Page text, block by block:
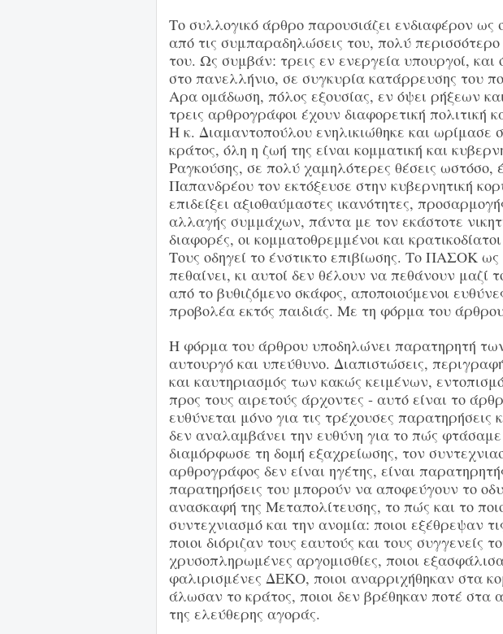
Το συλλογικό άρθρο παρουσιάζει ενδιαφέρον
από τις συμπαραδηλώσεις του, πολύ
του. Ως συμβάν: τρεις εν ενεργεία υπουργοί, και
στο πανελλήνιο, σε συγκυρία κατάρρευσης του
Αρα ομάδωση, πόλος εξουσίας, εν όψει ρήξεων
τρεις αρθρογράφοι έχουν διαφορετική πολιτική
Η κ. Διαμαντοπούλου ενηλικιώθηκε και ωρίμασε
κράτος, όλη η ζωή της είναι κομματική και
Ραγκούσης, σε πολύ χαμηλότερες θέσεις ωστόσο,
Παπανδρέου τον εκτόξευσε στην κυβερνητική
επιδείξει αξιοθαύμαστες ικανότητες,
αλλαγής συμμάχων, πάντα με τον εκάστοτε
διαφορές, οι κομματοθρεμμένοι και
Τους οδηγεί το ένστικτο επιβίωσης. Το ΠΑΣΟΚ
πεθαίνει, κι αυτοί δεν θέλουν να πεθάνουν μαζί
από το βυθιζόμενο σκάφος, αποποιούμενοι
προβολέα εκτός παιδιάς. Με τη φόρμα του
Η φόρμα του άρθρου υποδηλώνει παρατηρητή
αυτουργό και υπεύθυνο. Διαπιστώσεις,
και καυτηριασμός των κακώς κειμένων,
προς τους αιρετούς άρχοντες - αυτό είναι το
ευθύνεται μόνο για τις τρέχουσες παρατηρήσεις
δεν αναλαμβάνει την ευθύνη για το πώς
διαμόρφωσε τη δομή εξαχρείωσης, τον
αρθρογράφος δεν είναι ηγέτης, είναι
παρατηρήσεις του μπορούν να αποφεύγουν το
ανασκαφή της Μεταπολίτευσης, το πώς και το
συντεχνιασμό και την ανομία: ποιοι εξέθρεψαν
ποιοι διόριζαν τους εαυτούς και τους συγγενείς
χρυσοπληρωμένες αργομισθίες, ποιοι
φαλιρισμένες ΔΕΚΟ, ποιοι αναρριχήθηκαν στα
άλωσαν το κράτος, ποιοι δεν βρέθηκαν ποτέ στα
της ελεύθερης αγοράς.